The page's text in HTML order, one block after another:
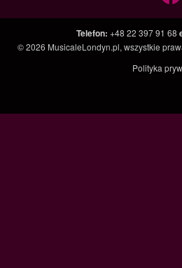
Telefon: +48 22 397 91 68
© 2026 MusicaleLondyn.pl, wszystkie
Polityka